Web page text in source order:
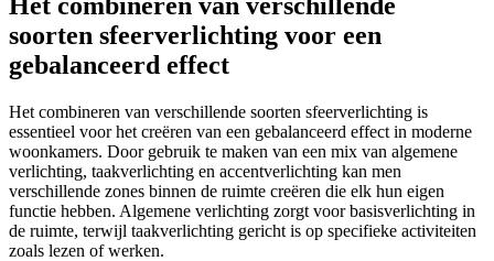
soorten sfeerverlichting voor een
gebalanceerd effect
Het combineren van verschillende soorten sfeerverlichting is
essentieel voor het creëren van een gebalanceerd effect in moderne
woonkamers. Door gebruik te maken van een mix van algemene
verlichting, taakverlichting en accentverlichting kan men
verschillende zones binnen de ruimte creëren die elk hun eigen
functie hebben. Algemene verlichting zorgt voor basisverlichting in
de ruimte, terwijl taakverlichting gericht is op specifieke activiteiten
zoals lezen of werken.